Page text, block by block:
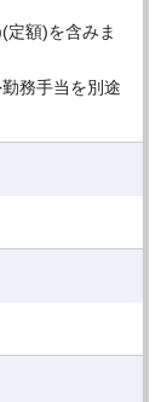
定額)を含みま
務手当を別途